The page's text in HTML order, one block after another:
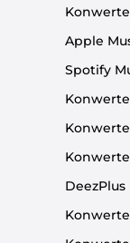
Apple
Spotify
DeezPlus